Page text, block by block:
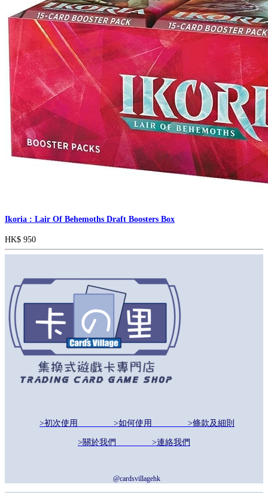
Ikoria : Lair Of Behemoths Draft Boosters Box
HK$ 950
>初次使用 >如何使用 >條款及細則
>關於我們 >連絡我們
@cardsvillagehk